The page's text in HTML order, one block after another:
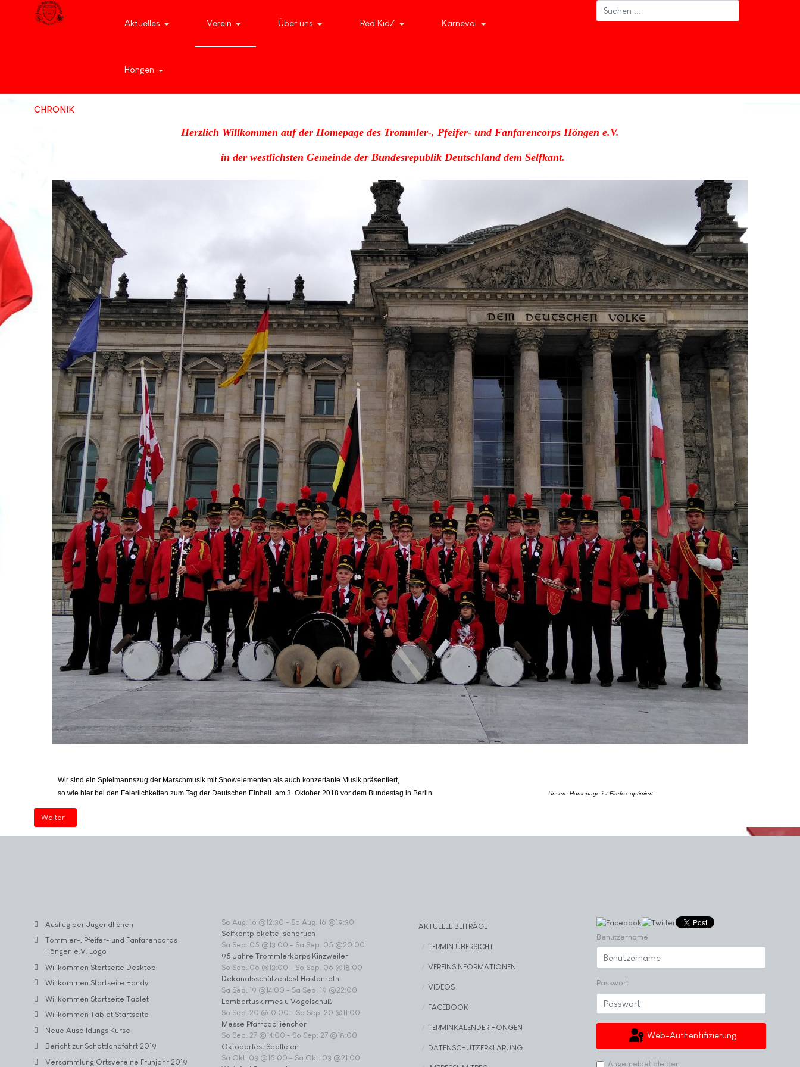
Aktuelles Verein Über uns Red KidZ Karneval
Höngen
CHRONIK
Herzlich Willkommen auf der Homepage des Trommler-, Pfeifer- und Fanfarencorps Höngen e.V.
in der westlichsten Gemeinde der Bundesrepublik Deutschland dem Selfkant.
Wir sind ein Spielmannszug der Marschmusik mit Showelementen als auch konzertante Musik präsentiert,
so wie hier bei den Feierlichkeiten zum Tag der Deutschen Einheit am 3. Oktober 2018 vor dem Bundestag in Berlin
Unsere Homepage ist Firefox optimiert
Nächster Beitrag: Willkommen Startseite (2)
Weiter
Ausflug der Jugendlichen
Tommler-, Pfeifer- und Fanfarencorps
Höngen e.V. Logo
Willkommen Startseite Desktop
Willkommen Startseite Handy
Willkommen Startseite Tablet
Willkommen Tablet Startseite
Neue Ausbildungs Kurse
Bericht zur Schottlandfahrt 2019
Versammlung Ortsvereine Frühjahr 2019
So Aug. 16 @12:30 - So Aug. 16 @19:30
Selfkantplakette Isenbruch
Sa Sep. 05 @13:00 - Sa Sep. 05 @20:00
95 Jahre Trommlerkorps Kinzweiler
So Sep. 06 @13:00 - So Sep. 06 @18:00
Dekanatsschützenfest Hastenrath
Sa Sep. 19 @14:00 - Sa Sep. 19 @22:00
Lambertuskirmes u Vogelschuß
So Sep. 20 @10:00 - So Sep. 20 @11:00
Messe Pfarrcäcilienchor
So Sep. 27 @14:00 - So Sep. 27 @18:00
Oktoberfest Saeffelen
Sa Okt. 03 @15:00 - Sa Okt. 03 @21:00
AKTUELLE BEITRÄGE
TERMIN ÜBERSICHT
VEREINSINFORMATIONEN
VIDEOS
FACEBOOK
TERMINKALENDER HÖNGEN
DATENSCHUTZERKLÄRUNG
Benutzername
Passwort
Web-Authentifizierung
Angemeldet bleiben